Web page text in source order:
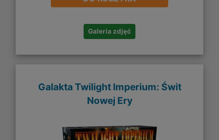
Galeria zdjęć
Galakta Twilight Imperium: Świt
Nowej Ery